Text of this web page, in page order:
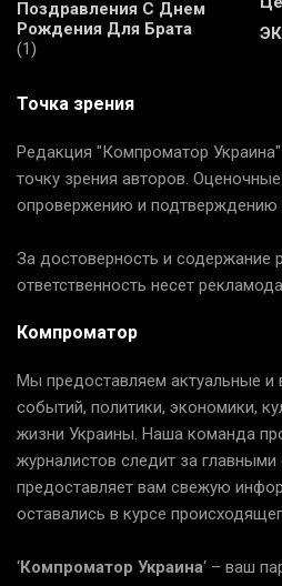
Поздравления С Днем
Рождения Для Брата
(1)
Точка зрения
Редакция "Компроматор
точку зрения авторов.
опровержению и подтверждению
За достоверность и содержание
ответственность несет
Компроматор
Мы предоставляем актуальные и
событий, политики, экономики,
жизни Украины. Наша команда
журналистов следит за
предоставляет вам свежую
оставались в курсе
‘Компроматор Украина‘ – ваш